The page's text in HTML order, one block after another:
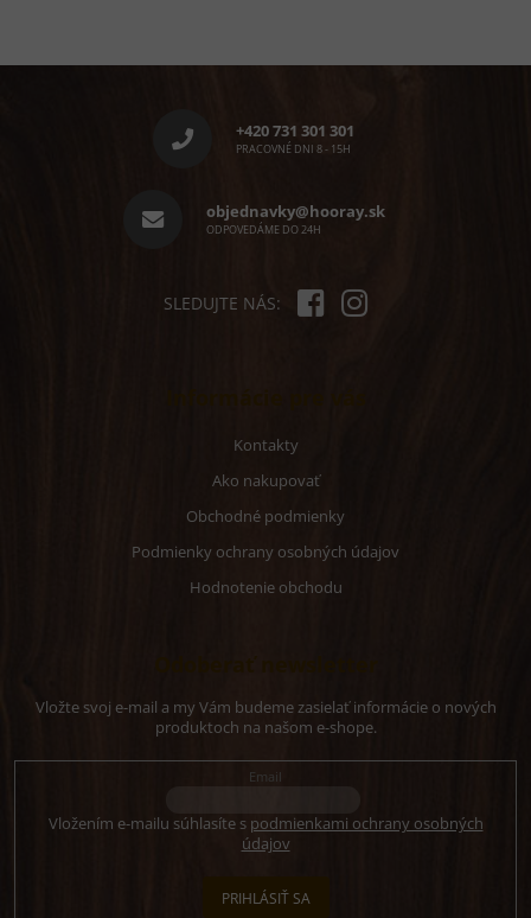
Z
+420 731 301 301
PRACOVNÉ DNI 8 - 15H
objednavky@hooray.sk
ODPOVEDÁME DO 24H
SLEDUJTE NÁS:
Kontakty
Ako nakupovať
Obchodné podmienky
Podmienky ochrany osobných údajov
Hodnotenie obchodu
Vložte svoj e-mail a my Vám budeme zasielať informácie o nových
produktoch na našom e-shope.
Email
Vložením e-mailu súhlasíte s podmienkami ochrany osobných
údajov
PRIHLÁSIŤ SA